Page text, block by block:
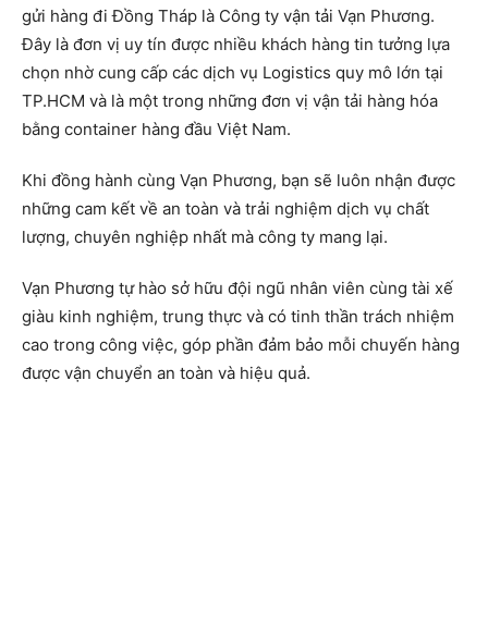
gửi hàng đi Đồng Tháp là Công ty vận tải Vạn Phương.
Đây là đơn vị uy tín được nhiều khách hàng tin tưởng lựa
chọn nhờ cung cấp các dịch vụ Logistics quy mô lớn tại
TP.HCM và là một trong những đơn vị vận tải hàng hóa
bằng container hàng đầu Việt Nam.
Khi đồng hành cùng Vạn Phương, bạn sẽ luôn nhận được
những cam kết về an toàn và trải nghiệm dịch vụ chất
lượng, chuyên nghiệp nhất mà công ty mang lại.
Vạn Phương tự hào sở hữu đội ngũ nhân viên cùng tài xế
giàu kinh nghiệm, trung thực và có tinh thần trách nhiệm
cao trong công việc, góp phần đảm bảo mỗi chuyến hàng
được vận chuyển an toàn và hiệu quả.